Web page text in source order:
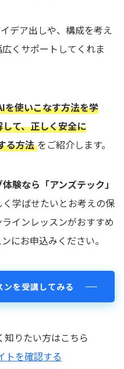
デア出しや、構成を考え
くサポートしてくれま
を使いこなす方法を学
て、正しく安全に
る方法 をご紹介します。
験なら「アンズテック」
学ばせたいとお考えの保
インレッスンがおすすめ
にお申込みください。
を受講してみる
りたい方はこちら
トを確認する